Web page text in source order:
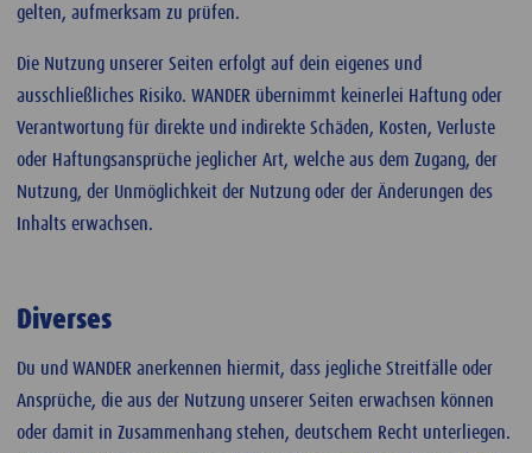
gelten, aufmerksam zu prüfen.
Die Nutzung unserer Seiten erfolgt auf dein eigenes und
ausschließliches Risiko. WANDER übernimmt keinerlei Haftung oder
Verantwortung für direkte und indirekte Schäden, Kosten, Verluste
oder Haftungsansprüche jeglicher Art, welche aus dem Zugang, der
Nutzung, der Unmöglichkeit der Nutzung oder der Änderungen des
Inhalts erwachsen.
Diverses
Du und WANDER anerkennen hiermit, dass jegliche Streitfälle oder
Ansprüche, die aus der Nutzung unserer Seiten erwachsen können
oder damit in Zusammenhang stehen, deutschem Recht unterliegen.